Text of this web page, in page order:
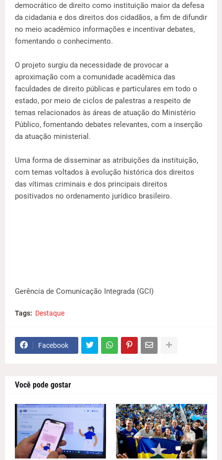
democrático de direito como instituição maior da defesa
da cidadania e dos direitos dos cidadãos, a fim de difundir
no meio acadêmico informações e incentivar debates,
fomentando o conhecimento.
O projeto surgiu da necessidade de provocar a
aproximação com a comunidade acadêmica das
faculdades de direito públicas e particulares em todo o
estado, por meio de ciclos de palestras a respeito de
temas relacionados às áreas de atuação do Ministério
Público, fomentando debates relevantes, com a inserção
da atuação ministerial.
Uma forma de disseminar as atribuições da instituição,
com temas voltados à evolução histórica dos direitos
das vítimas criminais e dos principais direitos
positivados no ordenamento jurídico brasileiro.
Gerência de Comunicação Integrada (GCI)
Tags: Destaque
Facebook
Você pode gostar